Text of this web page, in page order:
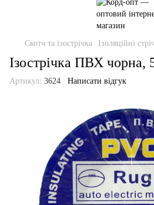
Скотч та ізострічка Ізоляційні
Ізострічка ПВХ чорна,
Артикул: 3624 Написати відгук